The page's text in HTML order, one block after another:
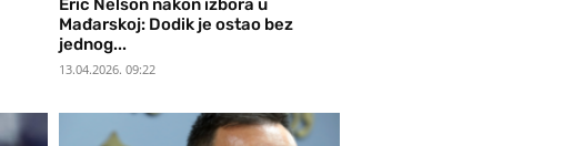
Eric Nelson nakon izbora u
Mađarskoj: Dodik je ostao bez
jednog...
13.04.2026. 09:22